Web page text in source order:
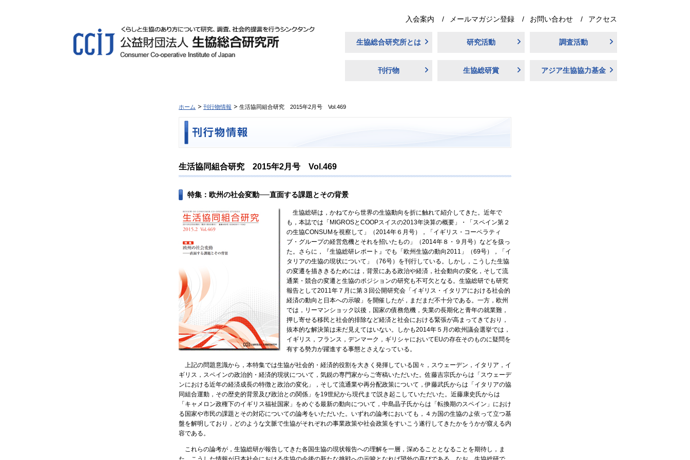
入会案内 メールマガジン登録 お問い合わせ アクセス
生協総合研究所とは 研究活動 調査活動
刊行物 生協総研賞 アジア生協協力基金
ホーム 刊行物情報 生活協同組合研究 2015年2月号 Vol.469
生活協同組合研究 2015年2月号 Vol.469
特集：欧州の社会変動──直面する課題とその背景
生協総研は，かねてから世界の生協動向を折に触れて紹介してきた。近年で
も，本誌では「MIGROSとCOOPスイスの2013年決算の概要」・「スペイン第２
の生協CONSUMを視察して」（2014年６月号），「イギリス・コーペラティ
ブ・グループの経営危機とそれを招いたもの」（2014年８・９月号）などを扱っ
た。さらに，『生協総研レポート』でも「欧州生協の動向2011」（69号），「イ
タリアの生協の現状について」（76号）を刊行している。しかし，こうした生協
の変遷を描ききるためには，背景にある政治や経済，社会動向の変化，そして流
通業・競合の変遷と生協のポジションの研究も不可欠となる。生協総研でも研究
報告として2011年７月に第３回公開研究会「イギリス・イタリアにおける社会的
経済の動向と日本への示唆」を開催したが，まだまだ不十分である。一方，欧州
では，リーマンショック以後，国家の債務危機，失業の長期化と青年の就業難，
押し寄せる移民と社会的排除など経済と社会における緊張が高まってきており，
抜本的な解決策は未だ見えてはいない。しかも2014年５月の欧州議会選挙では，
イギリス，フランス，デンマーク，ギリシャにおいてEUの存在そのものに疑問を
有する勢力が躍進する事態とさえなっている。
上記の問題意識から，本特集では生協が社会的・経済的役割を大きく発揮している国々，スウェーデン，イタリア，イ
ギリス，スペインの政治的・経済的現状について，気鋭の専門家からご寄稿いただいた。佐藤吉宗氏からは「スウェーデ
ンにおける近年の経済成長の特徴と政治の変化」，そして流通業や再分配政策について，伊藤武氏からは「イタリアの協
同組合運動，その歴史的背景及び政治との関係」を19世紀から現代まで説き起こしていただいた。近藤康史氏からは
「キャメロン政権下のイギリス福祉国家」をめぐる最新の動向について，中島晶子氏からは「転換期のスペイン」におけ
る国家や市民の課題とその対応についての論考をいただいた。いずれの論考においても，４カ国の生協のよ依って立つ基
盤を解明しており，どのような文脈で生協がそれぞれの事業政策や社会政策をすいこう遂行してきたかをうかが窺える内
容である。
これらの論考が，生協総研が報告してきた各国生協の現状報告への理解を一層，深めることとなることを期待し，ま